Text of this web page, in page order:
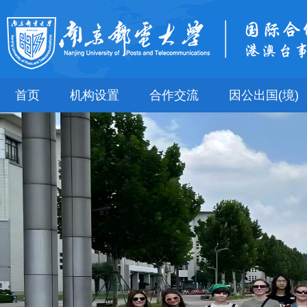
首页 机构设置 合作交流 因公出国(境)